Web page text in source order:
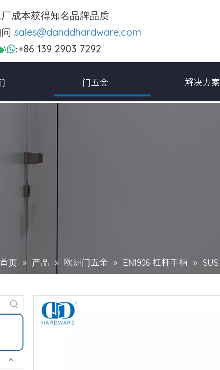
成本获得知名品牌品质
sales@danddhardware.com
\:+86 139 2903 7292
门五金 解决方案
首页 » 产品 » 欧洲门五金 » EN1906 杠杆手柄 »